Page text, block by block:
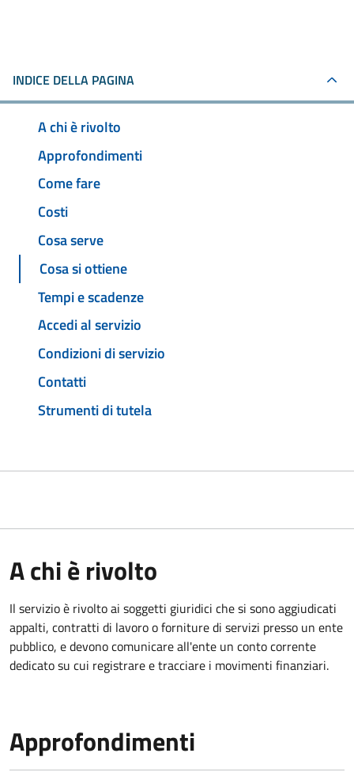
INDICE DELLA PAGINA
A chi è rivolto
Approfondimenti
Come fare
Costi
Cosa serve
Cosa si ottiene
Tempi e scadenze
Accedi al servizio
Condizioni di servizio
Contatti
Strumenti di tutela
A chi è rivolto
Il servizio è rivolto ai soggetti giuridici che si sono aggiudicati
appalti, contratti di lavoro o forniture di servizi presso un ente
pubblico, e devono comunicare all'ente un conto corrente
dedicato su cui registrare e tracciare i movimenti finanziari.
Approfondimenti